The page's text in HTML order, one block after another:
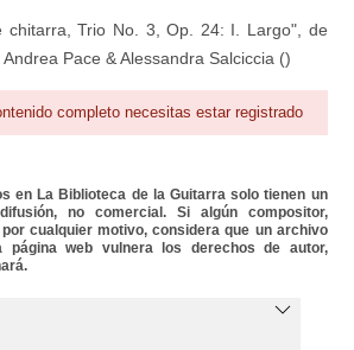
Reproductor
chitarra, Trio No. 3, Op. 24: I. Largo", de
Pace & Alessandra Salciccia ()
completo necesitas estar registrado
en La Biblioteca de la Guitarra solo tienen un
no comercial. Si algún compositor,
cualquier motivo, considera que un archivo
página web vulnera los derechos de autor,